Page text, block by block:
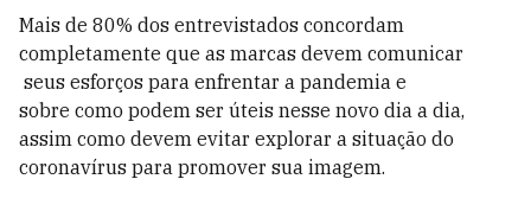
Mais de 80% dos entrevistados concordam
completamente que as marcas devem comunicar
seus esforços para enfrentar a pandemia e
sobre como podem ser úteis nesse novo dia a dia,
assim como devem evitar explorar a situação do
coronavírus para promover sua imagem.